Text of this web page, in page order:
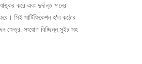
করে এবং দুর্দান্ত মানের
সিই সার্টিফিকেশন হ'ল কঠোর
ক্ষেত্র, সংযোগ বিচ্ছিন্ন সুইচ সহ